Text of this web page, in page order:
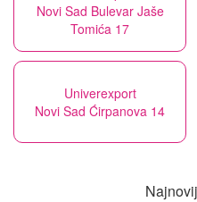
Novi Sad Bulevar Jaše
Tomića 17
Univerexport
Novi Sad Ćirpanova 14